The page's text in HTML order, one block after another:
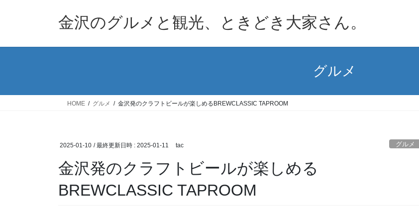
金沢のグルメと観光、ときどき大家さん。
グルメ
HOME グルメ 金沢発のクラフトビールが楽しめるBREWCLASSIC TAPROOM
2025-01-10 / 最終更新日時 : 2025-01-11 tac グルメ
金沢発のクラフトビールが楽しめる
BREWCLASSIC TAPROOM